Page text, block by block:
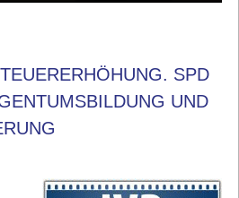
SPD
UND